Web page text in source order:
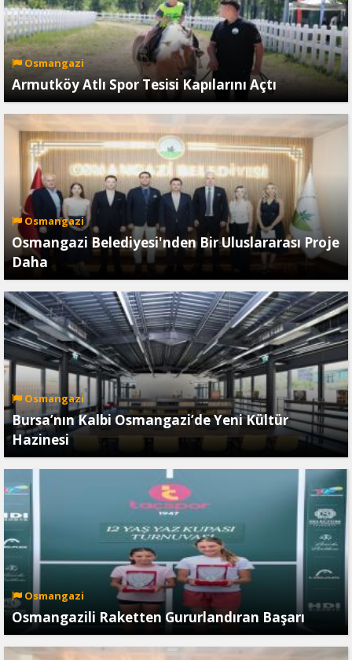
Osmangazi
Armutköy Atlı Spor Tesisi Kapılarını Açtı
Osmangazi
Osmangazi Belediyesi'nden Bir Uluslararası Proje
Daha
Osmangazi
Bursa’nın Kalbi Osmangazi’de Yeni Kültür
Hazinesi
Osmangazi
Osmangazili Raketten Gururlandıran Başarı